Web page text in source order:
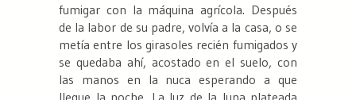
fumigar con la máquina agrícola. Después
de la labor de su padre, volvía a la casa, o se
metía entre los girasoles recién fumigados y
se quedaba ahí, acostado en el suelo, con
las manos en la nuca esperando a que
llegue la noche. La luz de la luna plateada